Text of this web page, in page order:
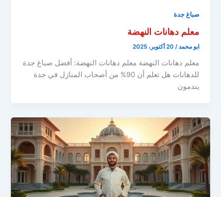
صباغ جدة
معلم دهانات النهضة
ابو محمد/20 أكتوبر، 2025
معلم دهانات النهضة معلم دهانات النهضة: أفضل صباغ جدة
للدهانات هل تعلم أن 90% من أصحاب المنازل في جدة
يندمون